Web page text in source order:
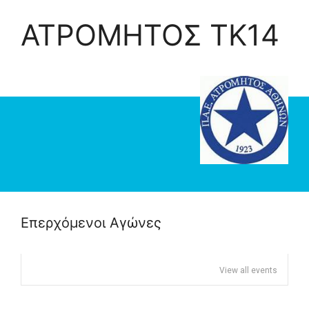
ΑΤΡΟΜΗΤΟΣ TK14
Επερχόμενοι Αγώνες
View all events